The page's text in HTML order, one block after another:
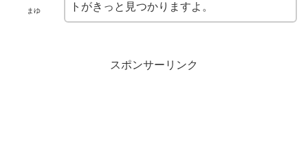
まゆ
トがきっと見つかりますよ。
スポンサーリンク